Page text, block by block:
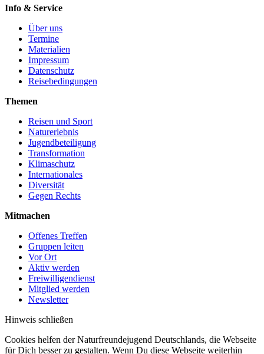
Info & Service
Über uns
Termine
Materialien
Impressum
Datenschutz
Reisebedingungen
Themen
Reisen und Sport
Naturerlebnis
Jugendbeteiligung
Transformation
Klimaschutz
Internationales
Diversität
Gegen Rechts
Mitmachen
Offenes Treffen
Gruppen leiten
Vor Ort
Aktiv werden
Freiwilligendienst
Mitglied werden
Newsletter
Hinweis schließen
Cookies helfen der Naturfreundejugend Deutschlands, die Webseite
für Dich besser zu gestalten. Wenn Du diese Webseite weiterhin